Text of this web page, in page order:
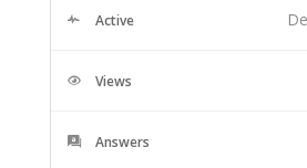
Active
Views
Answers